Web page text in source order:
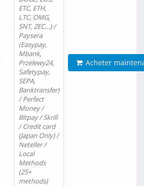
ETC, ETH,
LTC, OMG,
SNT, ZEC…) /
Paysera
(Easypay,
Mbank,
Przelewy24,
Safetypay,
SEPA,
Banktransfer)
/ Perfect
Money /
Bitpay / Skrill
/ Credit card
(Japan Only) /
Neteller /
Local
Methods
(25+
methods)
Acheter